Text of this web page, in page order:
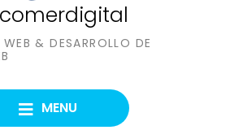
& DESARROLLO DE
MENU